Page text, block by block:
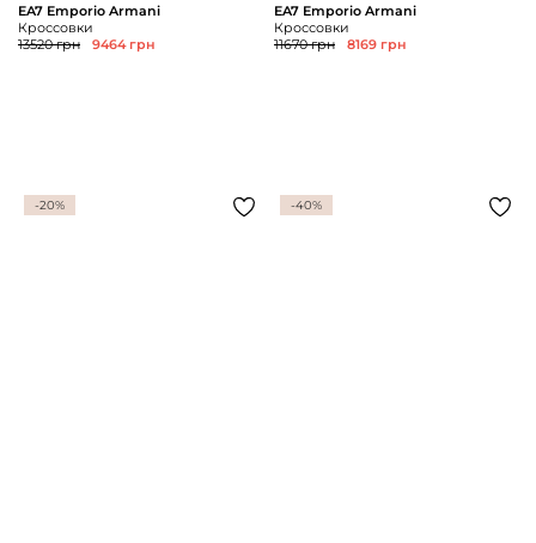
EA7 Emporio Armani
Кроссовки
13520 грн
9464 грн
EA7 Emporio Armani
Кроссовки
11670 грн
8169 грн
-20% -40%